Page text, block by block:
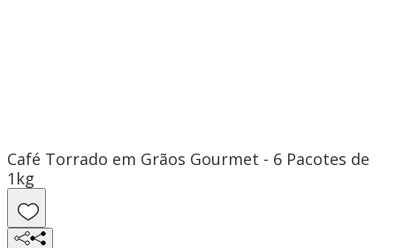
Café Torrado em Grãos Gourmet - 6 Pacotes de
1kg